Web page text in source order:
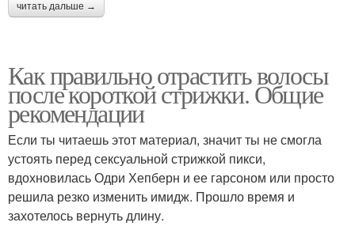
читать дальше →
Как правильно отрастить волосы
после короткой стрижки. Общие
рекомендации
Если ты читаешь этот материал, значит ты не смогла
устоять перед сексуальной стрижкой пикси,
вдохновилась Одри Хепберн и ее гарсоном или просто
решила резко изменить имидж. Прошло время и
захотелось вернуть длину.